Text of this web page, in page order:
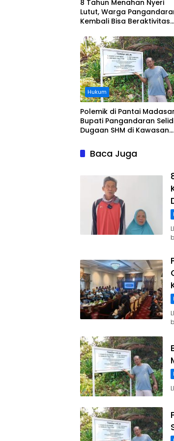
8 Tahun Menahan Nyeri
Lutut, Warga
Kembali Bisa Beraktivitas
Ditanggung BPJS
Hukum
Polemik di Pantai
Bupati Pangandaran
Dugaan SHM di Kawasan
Baca Juga